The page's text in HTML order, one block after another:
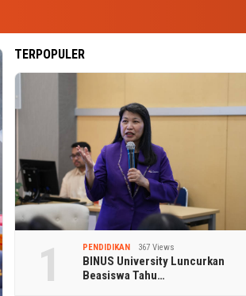
TERPOPULER
1 PENDIDIKAN 367 Views
BINUS University Luncurkan
Beasiswa Tahu…